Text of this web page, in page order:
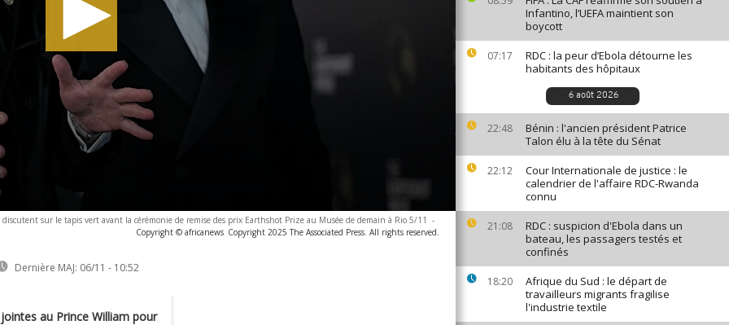
Infantino, l’UEFA maintient son
boycott
07:17
RDC : la peur d’Ebola détourne les
habitants des hôpitaux
6 août 2026
22:48
Bénin : l'ancien président Patrice
Talon élu à la tête du Sénat
22:12
Cour Internationale de justice : le
calendrier de l'affaire RDC-Rwanda
connu
21:08
RDC : suspicion d'Ebola dans un
bateau, les passagers testés et
confinés
18:20
Afrique du Sud : le départ de
travailleurs migrants fragilise
l'industrie textile
sur le tapis vert avant la cérémonie de remise des prix Earthshot Prize au Musée de demain à Rio 5/11 -
Copyright © africanews Copyright 2025 The Associated Press. All rights reserved.
Dernière MAJ: 06/11 - 10:52
au Prince William pour